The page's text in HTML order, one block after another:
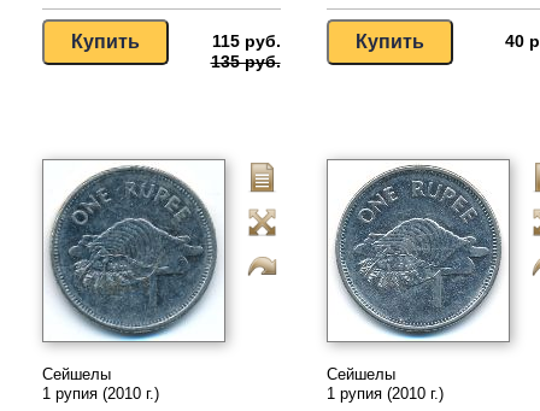
115 руб.
135 руб.
40
Сейшелы
1 рупия (2010 г.)
Сейшелы
1 рупия (2010 г.)